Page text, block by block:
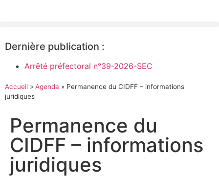
Dernière publication :
Arrêté préfectoral n°39-2026-SEC
Accueil » Agenda » Permanence du CIDFF – informations
juridiques
Permanence du
CIDFF – informations
juridiques